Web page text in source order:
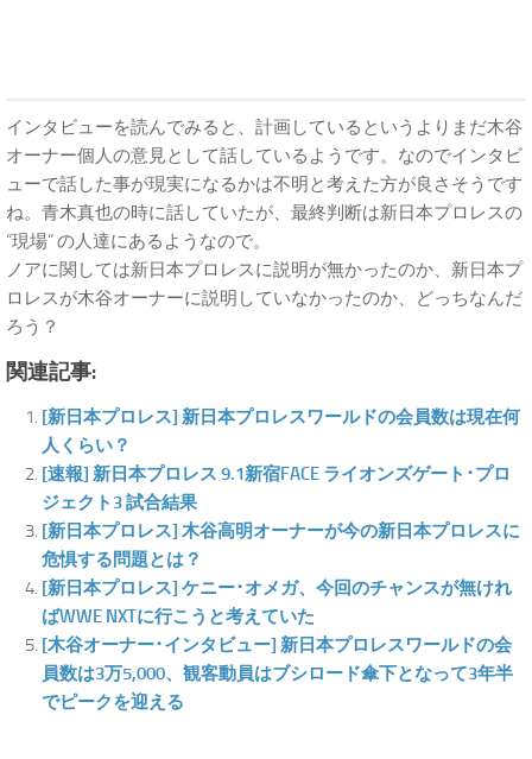
インタビューを読んでみると、計画しているというよりまだ木谷
オーナー個人の意見として話しているようです。なのでインタビ
ューで話した事が現実になるかは不明と考えた方が良さそうです
ね。青木真也の時に話していたが、最終判断は新日本プロレスの
“現場” の人達にあるようなので。
ノアに関しては新日本プロレスに説明が無かったのか、新日本プ
ロレスが木谷オーナーに説明していなかったのか、どっちなんだ
ろう？
関連記事:
[新日本プロレス] 新日本プロレスワールドの会員数は現在何
人くらい？
[速報] 新日本プロレス 9.1新宿FACE ライオンズゲート･プロ
ジェクト3 試合結果
[新日本プロレス] 木谷高明オーナーが今の新日本プロレスに
危惧する問題とは？
[新日本プロレス] ケニー･オメガ、今回のチャンスが無けれ
ばWWE NXTに行こうと考えていた
[木谷オーナー･インタビュー] 新日本プロレスワールドの会
員数は3万5,000、観客動員はブシロード傘下となって3年半
でピークを迎える